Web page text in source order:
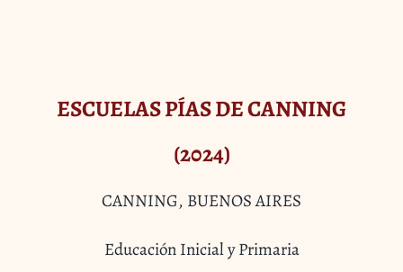
ESCUELAS PÍAS DE CANNING
(2024)
CANNING, BUENOS AIRES
Educación Inicial y Primaria